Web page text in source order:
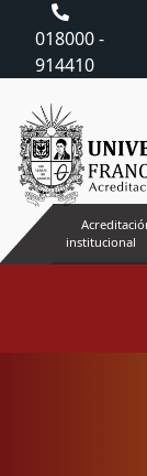
018000 -
914410
institucional